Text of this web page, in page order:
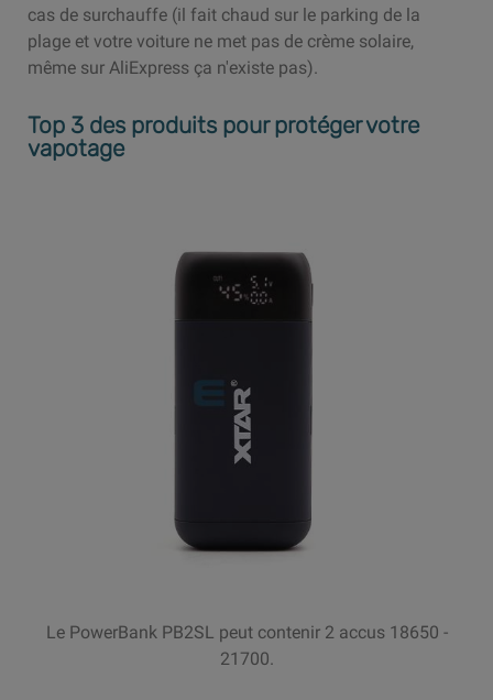
cas de surchauffe (il fait chaud sur le parking de la
plage et votre voiture ne met pas de crème solaire,
même sur AliExpress ça n'existe pas).
Top 3 des produits pour protéger votre
vapotage
Le PowerBank PB2SL peut contenir 2 accus 18650 -
21700.